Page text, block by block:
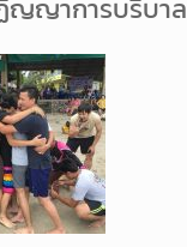
ญญาการบริบาล